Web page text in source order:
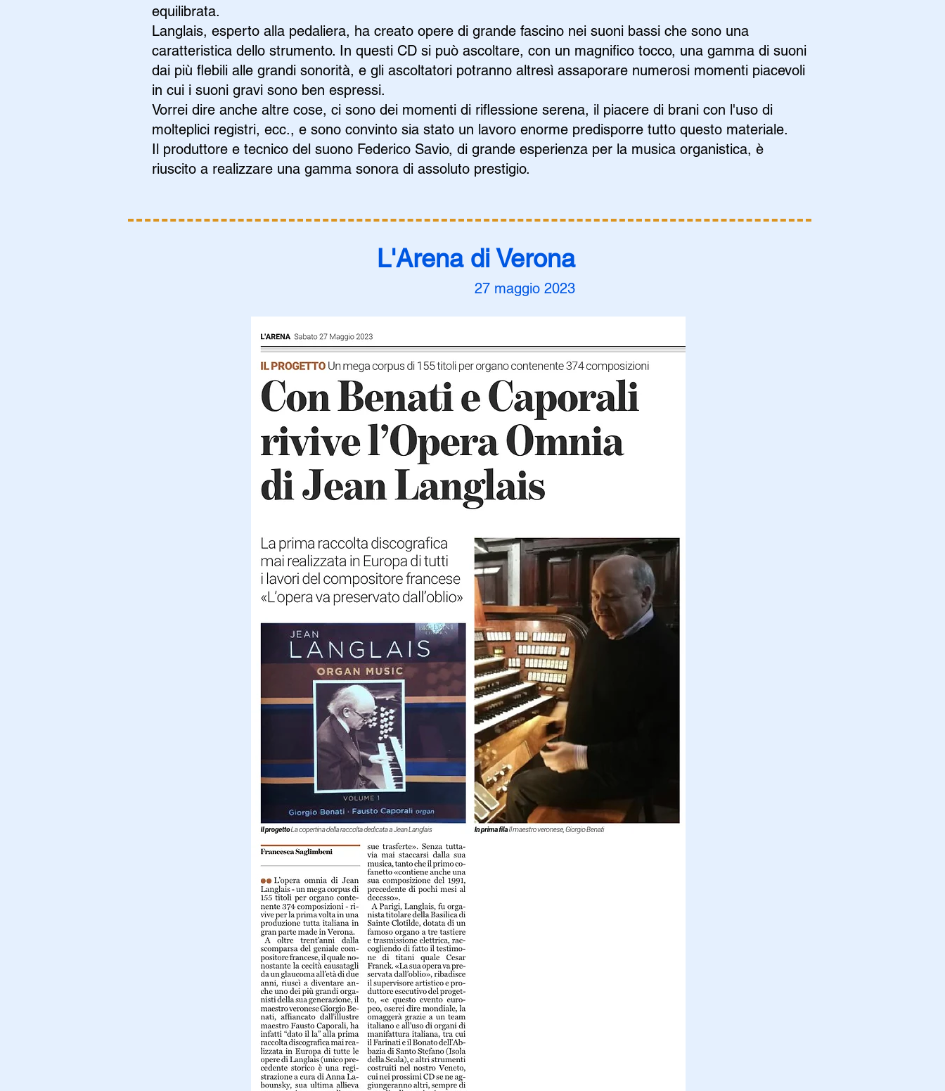
equilibrata.
Langlais, esperto alla pedaliera, ha creato opere di grande fascino nei suoni bassi che sono una
caratteristica dello strumento. In questi CD si può ascoltare, con un magnifico tocco, una gamma di suoni
dai più flebili alle grandi sonorità, e gli ascoltatori potranno altresì assaporare numerosi momenti piacevoli
in cui i suoni gravi sono ben espressi.
Vorrei dire anche altre cose, ci sono dei momenti di riflessione serena, il piacere di brani con l'uso di
molteplici registri, ecc., e sono convinto sia stato un lavoro enorme predisporre tutto questo materiale.
Il produttore e tecnico del suono Federico Savio, di grande esperienza per la musica organistica, è
riuscito a realizzare una gamma sonora di assoluto prestigio.
L'Arena di Verona
27 maggio 2023